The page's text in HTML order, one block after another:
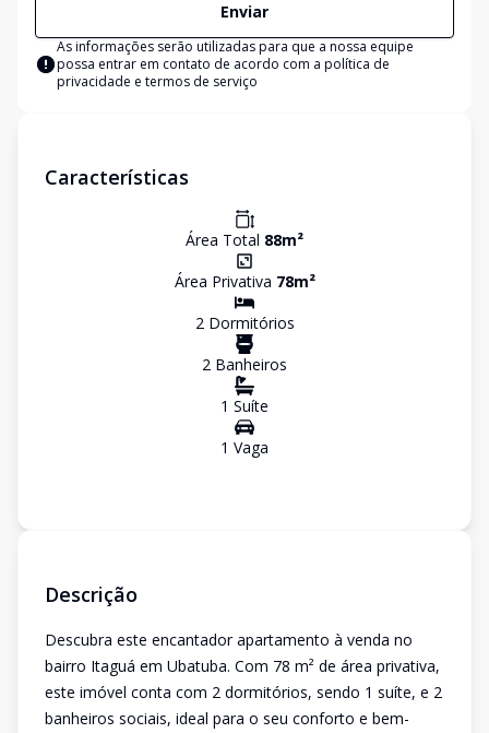
Enviar
As informações serão utilizadas para que a nossa equipe
possa entrar em contato de acordo com a política de
privacidade e termos de serviço
Características
Área Total 88m²
Área Privativa 78m²
2Dormitórios
2 Banheiros
1 Suíte
1 Vaga
Descrição
Descubra este encantador apartamento à venda no
bairro Itaguá em Ubatuba. Com 78 m² de área privativa,
este imóvel conta com 2 dormitórios, sendo 1 suíte, e 2
banheiros sociais, ideal para o seu conforto e bem-